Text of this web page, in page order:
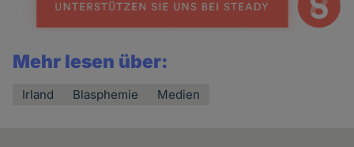
Mehr lesen über:
Irland Blasphemie Medien